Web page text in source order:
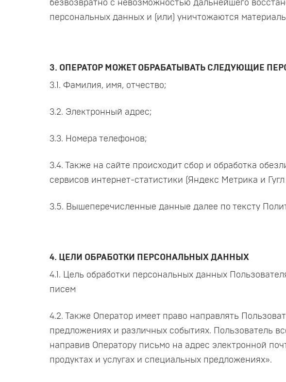
безвозвратно с невозможностью дальнейшего
персональных данных и (или) уничтожаются
3. ОПЕРАТОР МОЖЕТ ОБРАБАТЫВАТЬ СЛЕДУЮЩИЕ
3.1. Фамилия, имя, отчество;
3.2. Электронный адрес;
3.3. Номера телефонов;
3.4. Также на сайте происходит сбор и обработка
сервисов интернет-статистики (Яндекс Метрика и
3.5. Вышеперечисленные данные далее по тексту
4. ЦЕЛИ ОБРАБОТКИ ПЕРСОНАЛЬНЫХ ДАННЫХ
4.1. Цель обработки персональных данных
писем
4.2. Также Оператор имеет право направлять
предложениях и различных событиях. Пользователь
направив Оператору письмо на адрес электронной
продуктах и услугах и специальных предложениях».